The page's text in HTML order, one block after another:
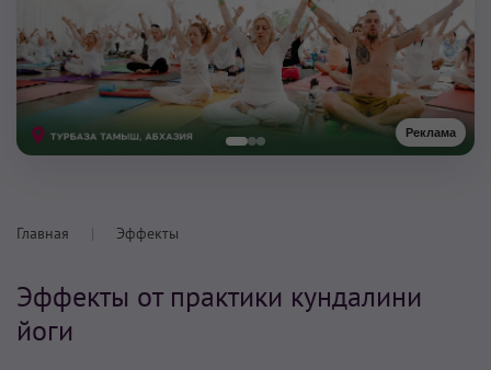
Реклама
Главная Эффекты
Эффекты от практики кундалини
йоги